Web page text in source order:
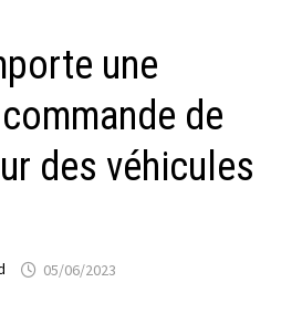
une
de
des véhicules
05/06/2023